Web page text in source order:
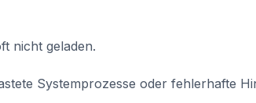
nicht geladen.
Systemprozesse oder fehlerhafte